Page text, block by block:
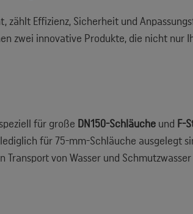
Effizienz, Sicherheit und
zwei innovative Produkte, die nicht nur
für große DN150-Schläucheund F-
für 75-mm-Schläuche ausgelegt
von Wasser und